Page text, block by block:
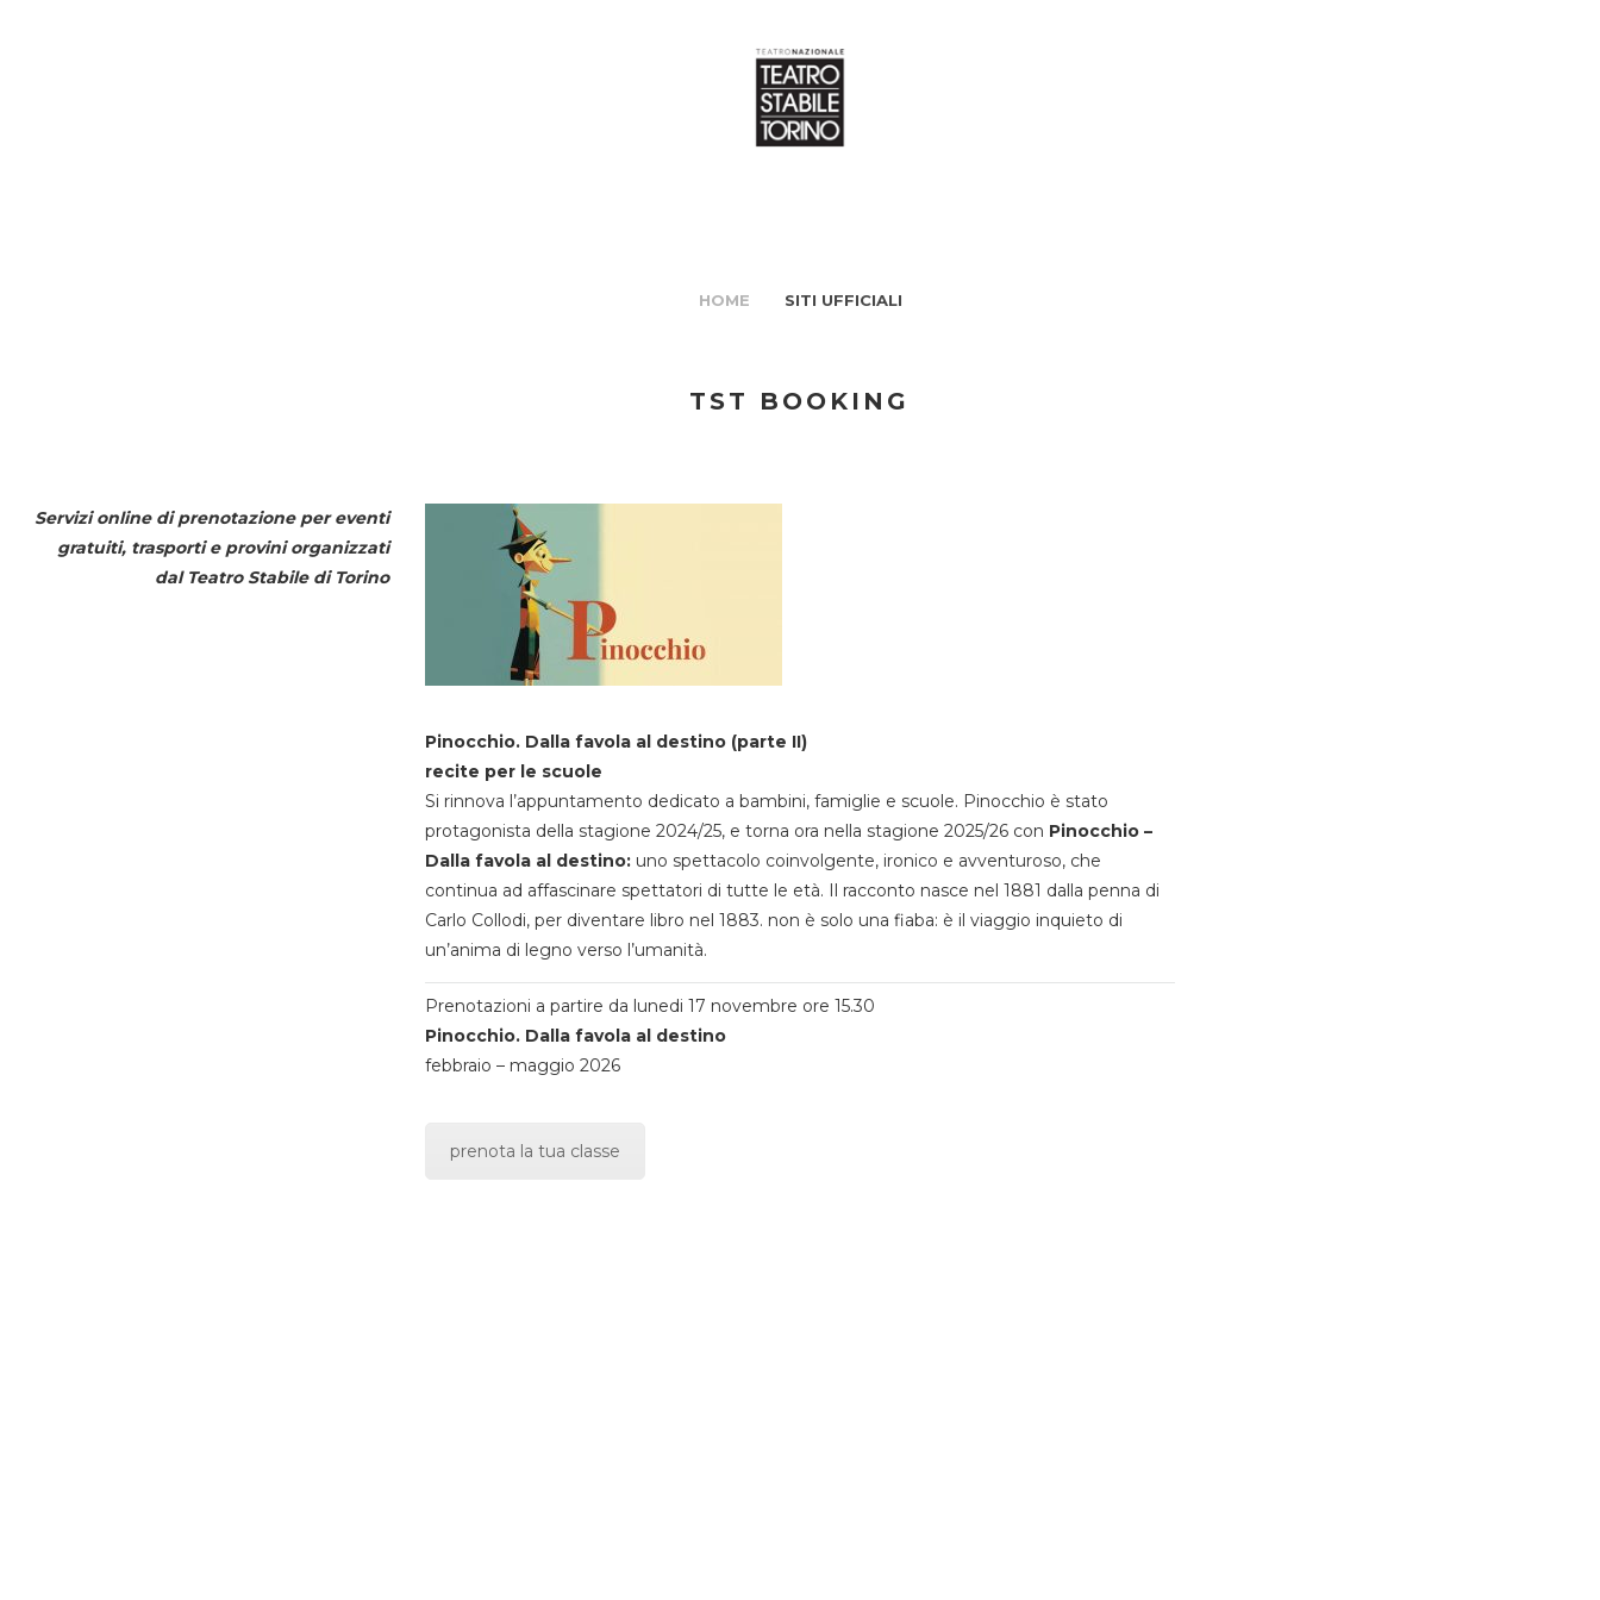
HOME SITI UFFICIALI
TST BOOKING
Servizi online di prenotazione per eventi
gratuiti, trasporti e provini organizzati
dal Teatro Stabile di Torino
Pinocchio. Dalla favola al destino (parte II)
recite per le scuole
Si rinnova l’appuntamento dedicato a bambini, famiglie e scuole. Pinocchio è stato
protagonista della stagione 2024/25, e torna ora nella stagione 2025/26 con Pinocchio –
Dalla favola al destino:uno spettacolo coinvolgente, ironico e avventuroso, che
continua ad affascinare spettatori di tutte le età. Il racconto nasce nel 1881 dalla penna di
Carlo Collodi, per diventare libro nel 1883. non è solo una fiaba: è il viaggio inquieto di
un’anima di legno verso l’umanità.
Prenotazioni a partire da lunedi 17 novembre ore 15.30
Pinocchio. Dalla favola al destino
febbraio – maggio 2026
prenota la tua classe